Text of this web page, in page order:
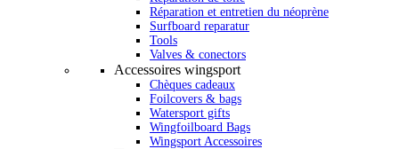
Réparation et entretien du néoprène
Surfboard reparatur
Tools
Valves & conectors
Accessoires wingsport
Chèques cadeaux
Foilcovers & bags
Watersport gifts
Wingfoilboard Bags
Wingsport Accessoires